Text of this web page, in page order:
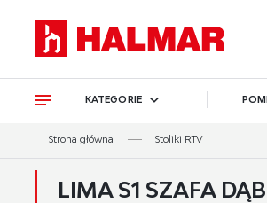
KATEGORIE
Strona główna Stoliki RTV
LIMA S1 SZAFA